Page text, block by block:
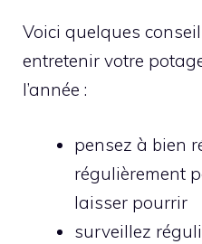
Voici quelques
entretenir votre
l’année :
pensez à bien
régulièrement
laisser pourrir
surveillez